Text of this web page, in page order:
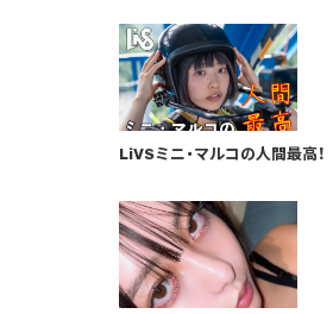
LiVSミニ・マルコの人間最高！